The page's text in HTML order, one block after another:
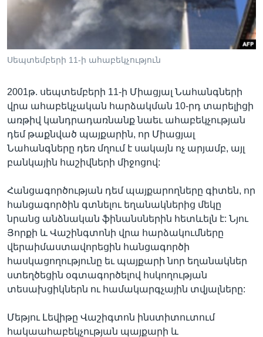
Լեզուներ
Սեպտեմբերի 11-ի ահաբեկչություն
2001թ. սեպտեմբերի 11-ի Միացյալ Նահանգների
վրա ահաբեկչական հարձակման 10-րդ տարելիցի
առթիվ կանդրադառնանք նաեւ ահաբեկչության
դեմ թաքնված պայքարին, որ Միացյալ
Նահանգները դեռ մղում է սակայն ոչ արյամբ, այլ
բանկային հաշիվների միջոցով:
Հանցագործության դեմ պայքարողները գիտեն, որ
հանցագործին գտնելու եղանակներից մեկը
նրանց անձնական ֆինանսներին հետևելն է: Նյու
Յորքի և Վաշինգտոնի վրա հարձակումները
վերաիմաստավորեցին հանցագործի
հասկացողությունը եւ պայքարի նոր եղանակներ
ստեղծեցին օգտագործելով հսկողության
տեսախցիկներն ու համակարգչային տվյալները:
Մեթյու Լեվիթը Վաշիգտոն ինստիտուտում
հակաահաբեկչության պայքարի և